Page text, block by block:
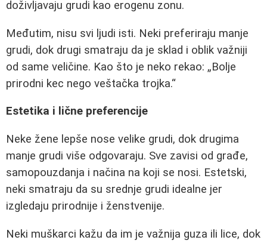
doživljavaju grudi kao erogenu zonu.
Međutim, nisu svi ljudi isti. Neki preferiraju manje
grudi, dok drugi smatraju da je sklad i oblik važniji
od same veličine. Kao što je neko rekao:
Bolje
prirodni kec nego veštačka trojka.
Estetika i lične preferencije
Neke žene lepše nose velike grudi, dok drugima
manje grudi više odgovaraju. Sve zavisi od građe,
samopouzdanja i načina na koji se nosi. Estetski,
neki smatraju da su srednje grudi idealne jer
izgledaju prirodnije i ženstvenije.
Neki muškarci kažu da im je važnija guza ili lice, dok